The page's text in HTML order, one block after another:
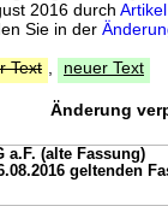
2016 durch
Sie in der
Text neuer Text
Änderung
a.F. (alte Fassung)
geltenden